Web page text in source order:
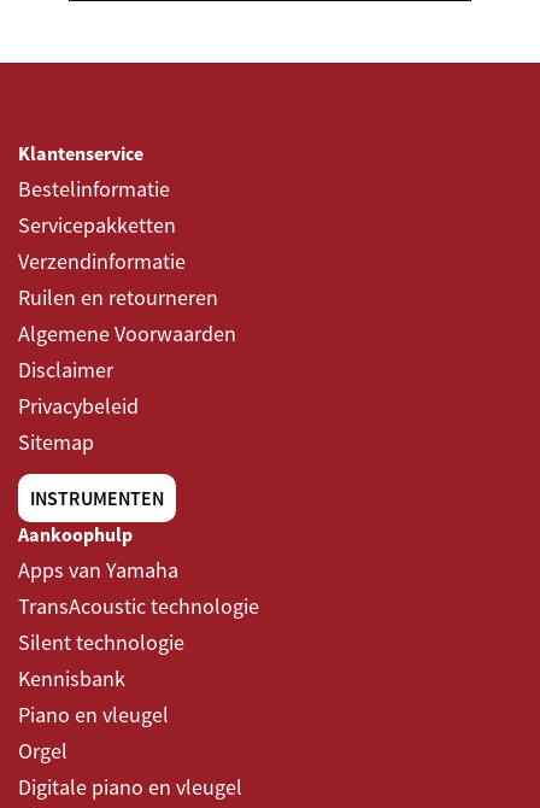
Klantenservice
Bestelinformatie
Servicepakketten
Verzendinformatie
Ruilen en retourneren
Algemene Voorwaarden
Disclaimer
Privacybeleid
Sitemap
INSTRUMENTEN
Aankoophulp
Apps van Yamaha
TransAcoustic technologie
Silent technologie
Kennisbank
Piano en vleugel
Orgel
Digitale piano en vleugel